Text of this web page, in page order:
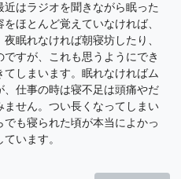
はラジオを聞きながら眠った
ほとんど覚えていなければ、
眠れなければ朝寝坊したり、
すが、これも思うようにでき
しまいます。眠れなければム
、仕事の時は寝不足は頭痛やだ
せん。つい長くなってしまい
も寝られた頃が本当によかっ
います。